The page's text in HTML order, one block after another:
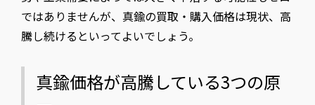
ではありませんが、真鍮の買取・購入価格は現状、高
騰し続けるといってよいでしょう。
真鍮価格が高騰している3つの原